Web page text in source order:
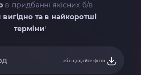
в придбанні якісних б/в
вигідно та в найкоротші
терміни!
або додайте фото